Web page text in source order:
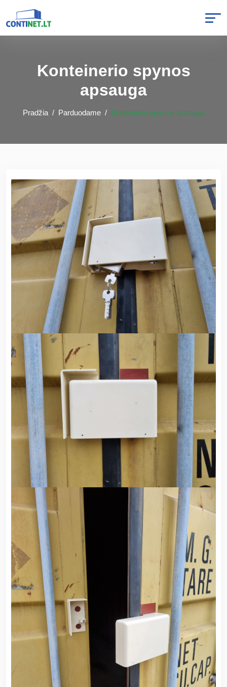
Konteinerio spynos
apsauga
Pradžia Parduodame Konteinerio spynos apsauga